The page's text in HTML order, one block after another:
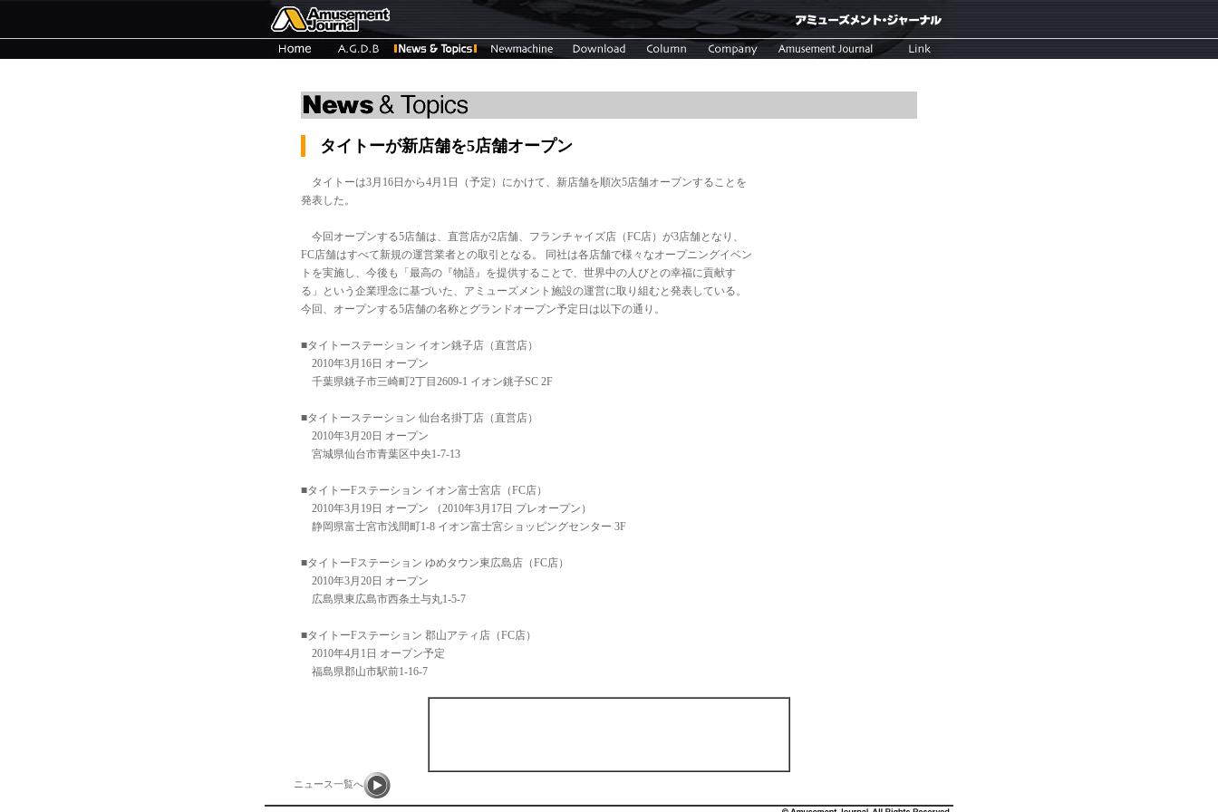
タイトーが新店舗を5店舗オープン
タイトーは3月16日から4月1日（予定）にかけて、新店舗を順次5店舗オープンすることを
発表した。
今回オープンする5店舗は、直営店が2店舗、フランチャイズ店（FC店）が3店舗となり、
FC店舗はすべて新規の運営業者との取引となる。 同社は各店舗で様々なオープニングイベン
トを実施し、今後も「最高の『物語』を提供することで、世界中の人びとの幸福に貢献す
る」という企業理念に基づいた、アミューズメント施設の運営に取り組むと発表している。
今回、オープンする5店舗の名称とグランドオープン予定日は以下の通り。
■タイトーステーション イオン銚子店（直営店）
2010年3月16日 オープン
千葉県銚子市三崎町2丁目2609-1 イオン銚子SC 2F
■タイトーステーション 仙台名掛丁店（直営店）
2010年3月20日 オープン
宮城県仙台市青葉区中央1-7-13
■タイトーFステーション イオン富士宮店（FC店）
2010年3月19日 オープン （2010年3月17日 プレオープン）
静岡県富士宮市浅間町1-8 イオン富士宮ショッピングセンター 3F
■タイトーFステーション ゆめタウン東広島店（FC店）
2010年3月20日 オープン
広島県東広島市西条土与丸1-5-7
■タイトーFステーション 郡山アティ店（FC店）
2010年4月1日 オープン予定
福島県郡山市駅前1-16-7
ニュース一覧へ